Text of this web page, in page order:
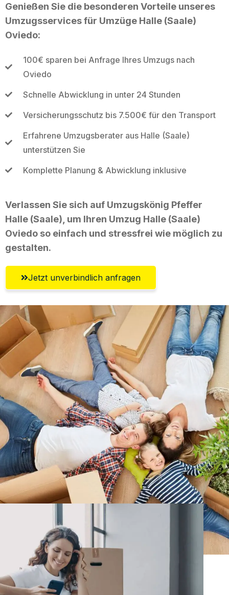
Genießen Sie die besonderen Vorteile unseres
Umzugsservices für Umzüge Halle (Saale)
Oviedo:
100€ sparen bei Anfrage Ihres Umzugs nach
Oviedo
Schnelle Abwicklung in unter 24 Stunden
Versicherungsschutz bis 7.500€ für den Transport
Erfahrene Umzugsberater aus Halle (Saale)
unterstützen Sie
Komplette Planung & Abwicklung inklusive
Verlassen Sie sich auf Umzugskönig Pfeffer
Halle (Saale), um Ihren Umzug Halle (Saale)
Oviedo so einfach und stressfrei wie möglich zu
gestalten.
Jetzt unverbindlich anfragen